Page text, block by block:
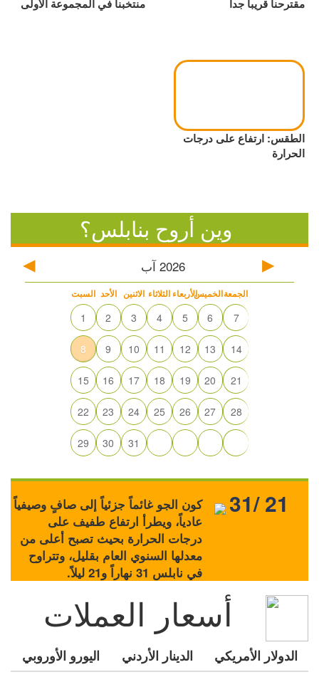
مقترحنا قريبا جدا منتخبنا في المجموعة الأولى
الطقس: ارتفاع على درجات
الحرارة
وين أروح بنابلس؟
2026 آب
السبت الأحد الاثنين الثلاثاء الأربعاءالخميسالجمعة
1 2 3 4 5 6 7
8 9 10 11 12 13 14
15 16 17 18 19 20 21
22 23 24 25 26 27 28
29 30 31
كون الجو غائماً جزئياً إلى صافٍ وصيفياً
عادياً، ويطرأ ارتفاع طفيف على
درجات الحرارة بحيث تصبح أعلى من
معدلها السنوي العام بقليل، وتتراوح
في نابلس 31 نهاراً و21 ليلاً.
31/ 21
أسعار العملات
الدولار الأمريكي الدينار الأردني اليورو الأوروبي